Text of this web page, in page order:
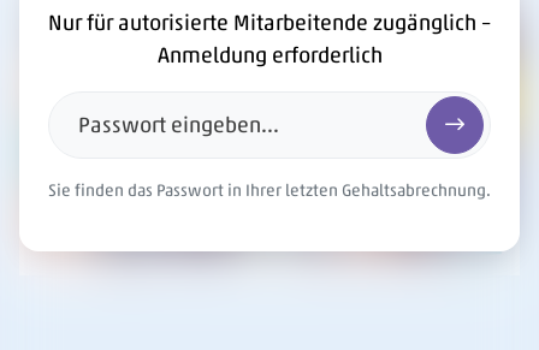
Nur für autorisierte Mitarbeitende zugänglich –
Anmeldung erforderlich
Passwort eingeben...
Passwort
Sie finden das Passwort in Ihrer letzten Gehaltsabrechnung.